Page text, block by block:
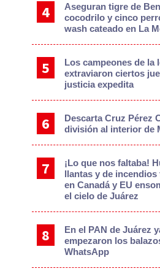
Aseguran tigre de
cocodrilo y cinco
wash cateado en La
Los campeones de la
extraviaron ciertos
justicia expedita
Descarta Cruz Pérez
división al interior de
¡Lo que nos faltaba!
llantas y de incendios
en Canadá y EU
el cielo de Juárez
En el PAN de Juárez
empezaron los
WhatsApp